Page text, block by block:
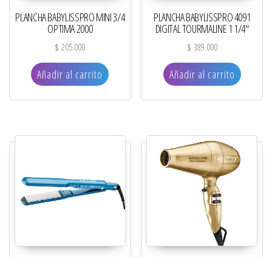
PLANCHA BABYLISSPRO MINI 3/4
OPTIMA 2000
$ 205.000
Añadir al carrito
PLANCHA BABYLISSPRO 4091
DIGITAL TOURMALINE 1 1/4″
$ 389.000
Añadir al carrito